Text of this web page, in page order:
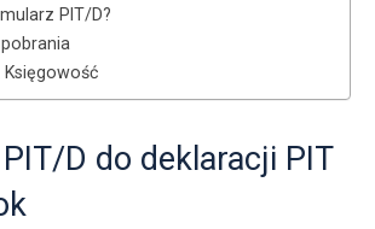
PIT/D?
Księgowość
D do deklaracji PIT